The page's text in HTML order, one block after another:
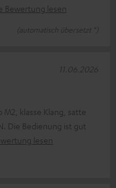
Bewertung lesen
(automatisch übersetzt *)
klasse Klang, satte
Die Bedienung ist gut
lesen
11.06.2026